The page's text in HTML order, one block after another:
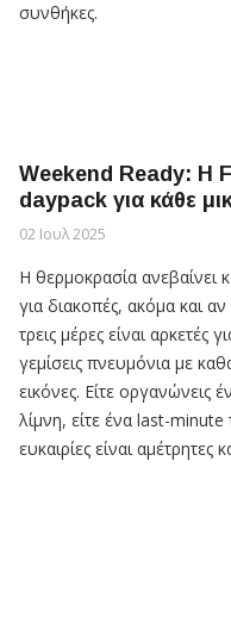
συνθήκες.
Weekend Ready: Η
daypack για κάθε
02 Ιουλ 2025
Η θερμοκρασία ανεβαίνει
για διακοπές, ακόμα και
τρεις μέρες είναι αρκετές
γεμίσεις πνευμόνια με
εικόνες. Είτε
λίμνη, είτε ένα last-minute
ευκαιρίες είναι αμέτρητες